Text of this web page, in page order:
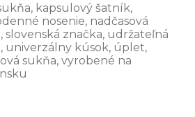
, kapsulový šatník,
nosenie, nadčasová
, slovenská značka, udržateľná
, univerzálny kúsok, úplet,
sukňa, vyrobené na